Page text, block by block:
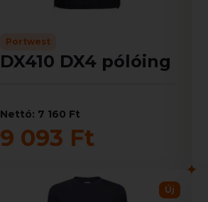
Portwest
DX410 DX4 pólóing
Nettó: 7 160 Ft
9 093 Ft
Új